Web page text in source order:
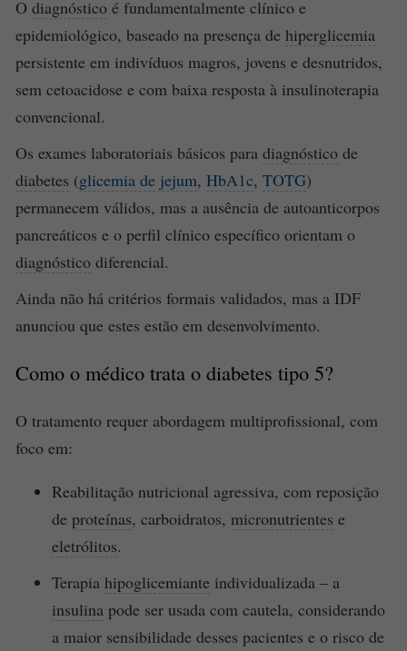
O diagnóstico é fundamentalmente clínico e
epidemiológico, baseado na presença de hiperglicemia
persistente em indivíduos magros, jovens e desnutridos,
sem cetoacidose e com baixa resposta à insulinoterapia
convencional.
Os exames laboratoriais básicos para diagnóstico de
diabetes (glicemia de jejum, HbA1c, TOTG)
permanecem válidos, mas a ausência de autoanticorpos
pancreáticos e o perfil clínico específico orientam o
diagnóstico diferencial.
Ainda não há critérios formais validados, mas a IDF
anunciou que estes estão em desenvolvimento.
Como o médico trata o diabetes tipo 5?
O tratamento requer abordagem multiprofissional, com
foco em:
Reabilitação nutricional agressiva, com reposição
de proteínas, carboidratos, micronutrientes e
eletrólitos.
Terapia hipoglicemiante individualizada – a
insulina pode ser usada com cautela, considerando
a maior sensibilidade desses pacientes e o risco de